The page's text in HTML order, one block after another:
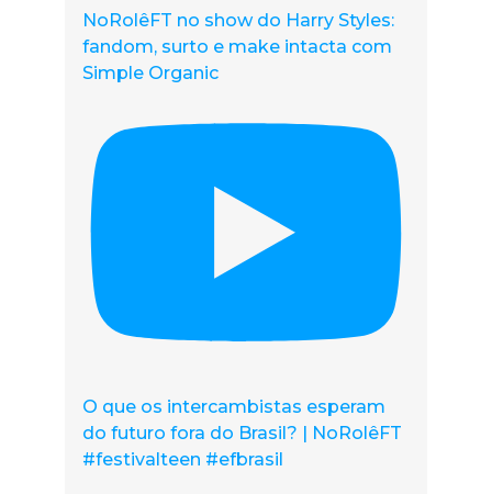
NoRolêFT no show do Harry Styles:
fandom, surto e make intacta com
Simple Organic
O que os intercambistas esperam
do futuro fora do Brasil? | NoRolêFT
#festivalteen #efbrasil